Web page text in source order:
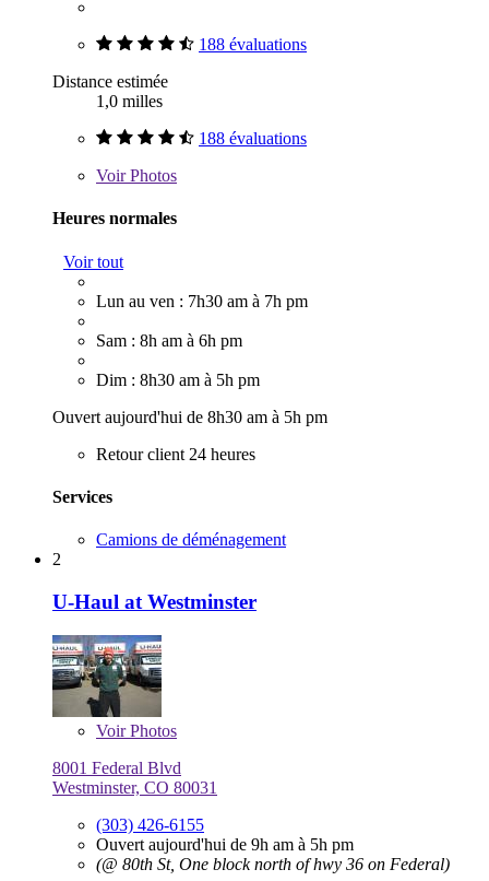
188 évaluations
Distance estimée
1,0 milles
188 évaluations
VoirPhotos
Heures normales
Voir tout
Lun au ven : 7h30 am à 7h pm
Sam : 8h am à 6h pm
Dim : 8h30 am à 5h pm
Ouvert aujourd'hui de 8h30 am à 5h pm
Retour client 24 heures
Services
Camions de déménagement
2
U-Haul at Westminster
VoirPhotos
8001 Federal Blvd
Westminster, CO 80031
(303) 426-6155
Ouvert aujourd'hui de 9h am à 5h pm
(@ 80th St, One block north of hwy 36 on Federal)